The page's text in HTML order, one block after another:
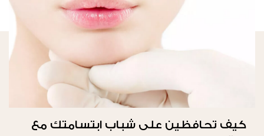
كيف تحافظين على شباب ابتسامتك مع